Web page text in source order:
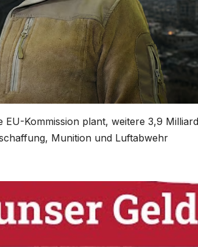
EU-Kommission plant, weitere 3,9
Munition und Luftabwehr